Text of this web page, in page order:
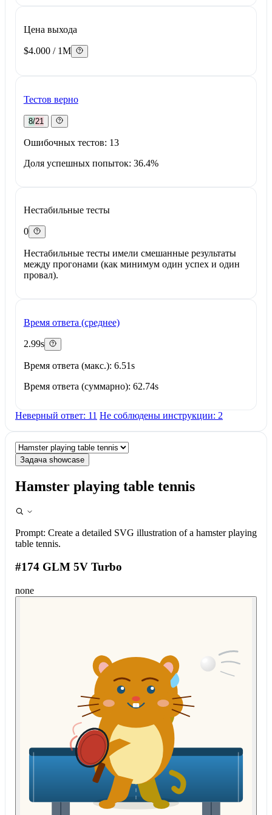
Цена выхода
$4.000 / 1M
Тестов верно
8/21
Ошибочных тестов: 13
Доля успешных попыток: 36.4%
Нестабильные тесты
0
Нестабильные тесты имели смешанные результаты
между прогонами (как минимум один успех и один
провал).
Время ответа (среднее)
2.99s
Время ответа (макс.): 6.51s
Время ответа (суммарно): 62.74s
Неверный ответ: 11 Не соблюдены инструкции: 2
Задача showcase
Hamster playing table tennis
Prompt: Create a detailed SVG illustration of a hamster playing
table tennis.
#174 GLM 5V Turbo
none